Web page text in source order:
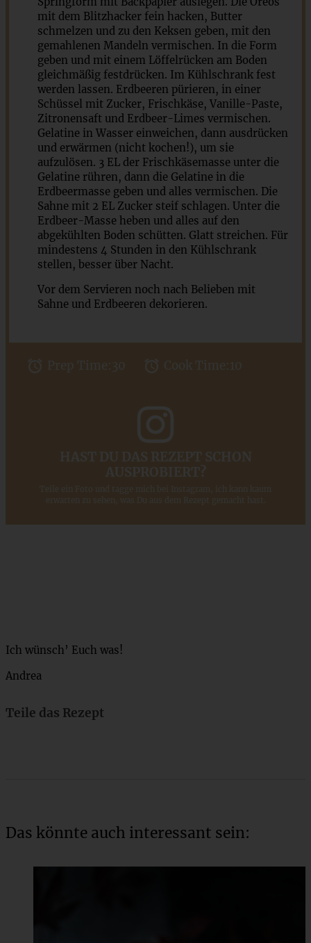
mit dem Blitzhacker fein hacken, Butter
schmelzen und zu den Keksen geben, mit den
gemahlenen Mandeln vermischen. In die Form
geben und mit einem Löffelrücken am Boden
gleichmäßig festdrücken. Im Kühlschrank fest
werden lassen. Erdbeeren pürieren, in einer
Schüssel mit Zucker, Frischkäse, Vanille-Paste,
Zitronensaft und Erdbeer-Limes vermischen.
Gelatine in Wasser einweichen, dann ausdrücken
und erwärmen (nicht kochen!), um sie
aufzulösen. 3 EL der Frischkäsemasse unter die
Gelatine rühren, dann die Gelatine in die
Erdbeermasse geben und alles vermischen. Die
Sahne mit 2 EL Zucker steif schlagen. Unter die
Erdbeer-Masse heben und alles auf den
abgekühlten Boden schütten. Glatt streichen. Für
mindestens 4 Stunden in den Kühlschrank
stellen, besser über Nacht.
Vor dem Servieren noch nach Belieben mit
Sahne und Erdbeeren dekorieren.
Prep Time: 30 Cook Time: 10
HAST DU DAS REZEPT SCHON
AUSPROBIERT?
Teile ein Foto und tagge mich bei Instagram, ich kann kaum
erwarten zu sehen, was Du aus dem Rezept gemacht hast.
Ich wünsch’ Euch was!
Andrea
Teile das Rezept
Das könnte auch interessant sein: